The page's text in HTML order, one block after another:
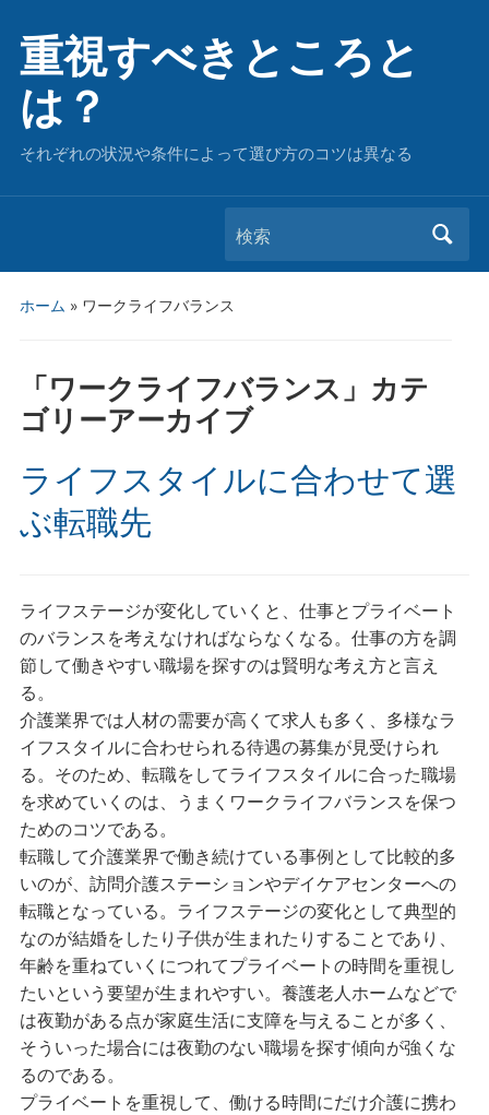
重視すべきところと
は？
それぞれの状況や条件によって選び方のコツは異なる
検索
ホーム » ワークライフバランス
「 ワークライフバランス 」カテ
ゴリーアーカイブ
ライフスタイルに合わせて選
ぶ転職先
ライフステージが変化していくと、仕事とプライベート
のバランスを考えなければならなくなる。仕事の方を調
節して働きやすい職場を探すのは賢明な考え方と言え
る。
介護業界では人材の需要が高くて求人も多く、多様なラ
イフスタイルに合わせられる待遇の募集が見受けられ
る。そのため、転職をしてライフスタイルに合った職場
を求めていくのは、うまくワークライフバランスを保つ
ためのコツである。
転職して介護業界で働き続けている事例として比較的多
いのが、訪問介護ステーションやデイケアセンターへの
転職となっている。ライフステージの変化として典型的
なのが結婚をしたり子供が生まれたりすることであり、
年齢を重ねていくにつれてプライベートの時間を重視し
たいという要望が生まれやすい。養護老人ホームなどで
は夜勤がある点が家庭生活に支障を与えることが多く、
そういった場合には夜勤のない職場を探す傾向が強くな
るのである。
プライベートを重視して、働ける時間にだけ介護に携わ